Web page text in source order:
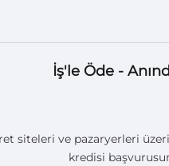
İş'le Öde -
siteleri ve pazaryerleri
kredisi